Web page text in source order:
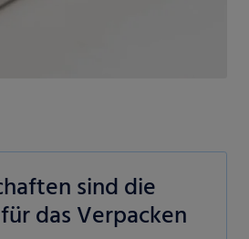
sind die
das Verpacken